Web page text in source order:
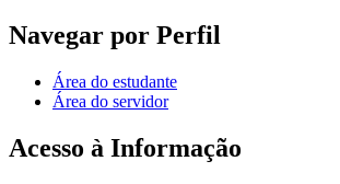
Navegar por Perfil
Área do estudante
Área do servidor
Acesso à Informação